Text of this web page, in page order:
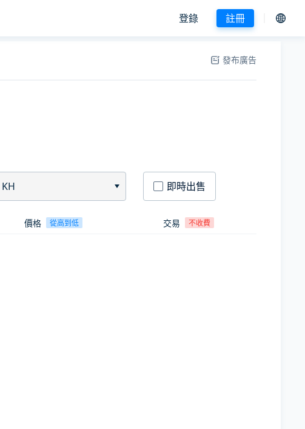
登錄 註冊
發布廣告
KH 即時出售
價格 從高到低 交易 不收費